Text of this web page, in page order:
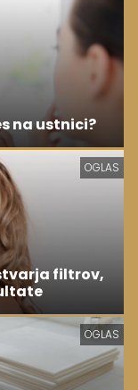
na ustnici?
OGLAS
filtrov,
OGLAS